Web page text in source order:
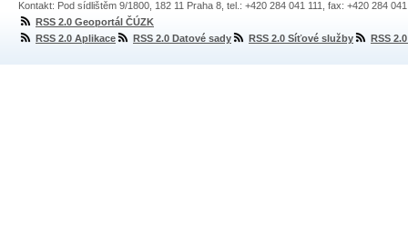
Kontakt: Pod sídlištěm 9/1800, 182 11 Praha 8, tel.: +420 284 041 111, fax: +420 284
RSS 2.0 Geoportál ČÚZK
RSS 2.0 Aplikace
RSS 2.0 Datové sady RSS 2.0 Síťové služby RSS